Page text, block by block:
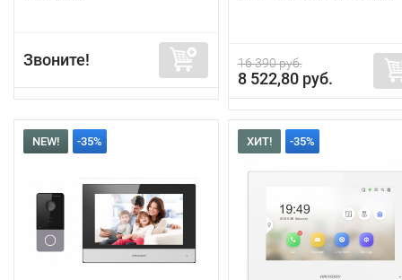
Звоните! 16 390 руб.
8 522,80 руб.
NEW! -35% ХИТ! -35%